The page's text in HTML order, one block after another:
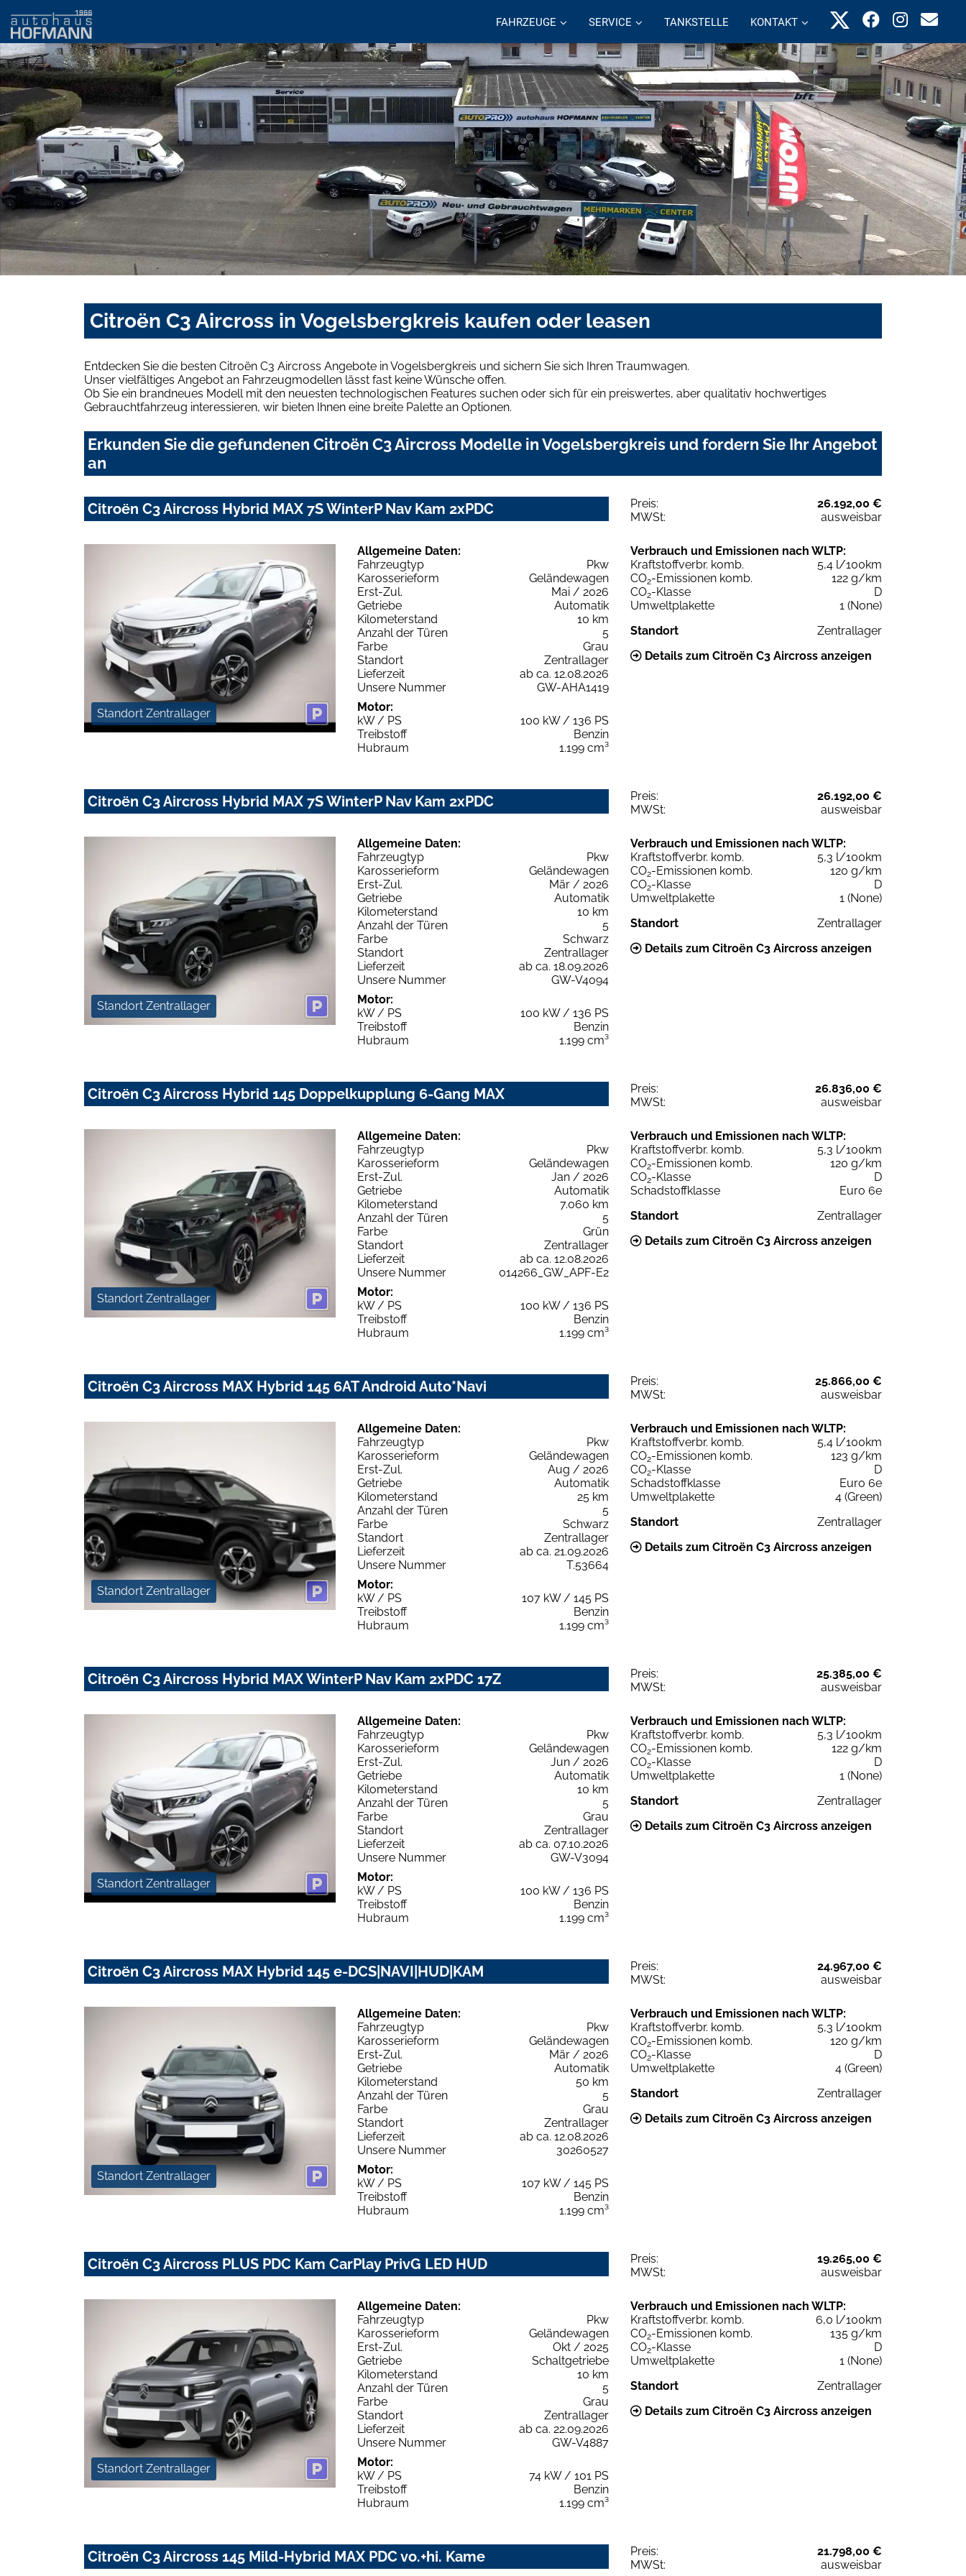
FAHRZEUGE SERVICE TANKSTELLE KONTAKT
Citroën C3 Aircross in Vogelsbergkreis kaufen oder leasen
Entdecken Sie die besten Citroën C3 Aircross Angebote in Vogelsbergkreis und sichern Sie sich Ihren Traumwagen.
Unser vielfältiges Angebot an Fahrzeugmodellen lässt fast keine Wünsche offen.
Ob Sie ein brandneues Modell mit den neuesten technologischen Features suchen oder sich für ein preiswertes, aber qualitativ hochwertiges
Gebrauchtfahrzeug interessieren, wir bieten Ihnen eine breite Palette an Optionen.
Erkunden Sie die gefundenen Citroën C3 Aircross Modelle in Vogelsbergkreis und fordern Sie Ihr Angebot
an
Citroën C3 Aircross Hybrid MAX 7S WinterP Nav Kam 2xPDC Preis:
26.192,00 €
MWSt:
ausweisbar
Standort Zentrallager
Allgemeine Daten:
Fahrzeugtyp
Pkw
Karosserieform
Geländewagen
Erst-Zul.
Mai / 2026
Getriebe
Automatik
Kilometerstand
10 km
Anzahl der Türen
5
Farbe
Grau
Standort
Zentrallager
Lieferzeit
ab ca. 12.08.2026
Unsere Nummer
GW-AHA1419
Motor:
kW / PS
100 kW / 136 PS
Treibstoff
Benzin
Hubraum
1.199 cm³
Verbrauch und Emissionen nach WLTP:
Kraftstoffverbr. komb.
5,4 l/100km
CO2-Emissionen komb.
122 g/km
CO2-Klasse
D
Umweltplakette
1 (None)
Standort
Zentrallager
Details zum Citroën C3 Aircross anzeigen
Citroën C3 Aircross Hybrid MAX 7S WinterP Nav Kam 2xPDC Preis:
26.192,00 €
MWSt:
ausweisbar
Standort Zentrallager
Allgemeine Daten:
Fahrzeugtyp
Pkw
Karosserieform
Geländewagen
Erst-Zul.
Mär / 2026
Getriebe
Automatik
Kilometerstand
10 km
Anzahl der Türen
5
Farbe
Schwarz
Standort
Zentrallager
Lieferzeit
ab ca. 18.09.2026
Unsere Nummer
GW-V4094
Motor:
kW / PS
100 kW / 136 PS
Treibstoff
Benzin
Hubraum
1.199 cm³
Verbrauch und Emissionen nach WLTP:
Kraftstoffverbr. komb.
5,3 l/100km
CO2-Emissionen komb.
120 g/km
CO2-Klasse
D
Umweltplakette
1 (None)
Standort
Zentrallager
Details zum Citroën C3 Aircross anzeigen
Citroën C3 Aircross Hybrid 145 Doppelkupplung 6-Gang MAX Preis:
26.836,00 €
MWSt:
ausweisbar
Standort Zentrallager
Allgemeine Daten:
Fahrzeugtyp
Pkw
Karosserieform
Geländewagen
Erst-Zul.
Jan / 2026
Getriebe
Automatik
Kilometerstand
7.060 km
Anzahl der Türen
5
Farbe
Grün
Standort
Zentrallager
Lieferzeit
ab ca. 12.08.2026
Unsere Nummer
014266_GW_APF-E2
Motor:
kW / PS
100 kW / 136 PS
Treibstoff
Benzin
Hubraum
1.199 cm³
Verbrauch und Emissionen nach WLTP:
Kraftstoffverbr. komb.
5,3 l/100km
CO2-Emissionen komb.
120 g/km
CO2-Klasse
D
Schadstoffklasse
Euro 6e
Standort
Zentrallager
Details zum Citroën C3 Aircross anzeigen
Citroën C3 Aircross MAX Hybrid 145 6AT Android Auto*Navi Preis:
25.866,00 €
MWSt:
ausweisbar
Standort Zentrallager
Allgemeine Daten:
Fahrzeugtyp
Pkw
Karosserieform
Geländewagen
Erst-Zul.
Aug / 2026
Getriebe
Automatik
Kilometerstand
25 km
Anzahl der Türen
5
Farbe
Schwarz
Standort
Zentrallager
Lieferzeit
ab ca. 21.09.2026
Unsere Nummer
T.53664
Motor:
kW / PS
107 kW / 145 PS
Treibstoff
Benzin
Hubraum
1.199 cm³
Verbrauch und Emissionen nach WLTP:
Kraftstoffverbr. komb.
5,4 l/100km
CO2-Emissionen komb.
123 g/km
CO2-Klasse
D
Schadstoffklasse
Euro 6e
Umweltplakette
4 (Green)
Standort
Zentrallager
Details zum Citroën C3 Aircross anzeigen
Citroën C3 Aircross Hybrid MAX WinterP Nav Kam 2xPDC 17Z Preis:
25.385,00 €
MWSt:
ausweisbar
Standort Zentrallager
Allgemeine Daten:
Fahrzeugtyp
Pkw
Karosserieform
Geländewagen
Erst-Zul.
Jun / 2026
Getriebe
Automatik
Kilometerstand
10 km
Anzahl der Türen
5
Farbe
Grau
Standort
Zentrallager
Lieferzeit
ab ca. 07.10.2026
Unsere Nummer
GW-V3094
Motor:
kW / PS
100 kW / 136 PS
Treibstoff
Benzin
Hubraum
1.199 cm³
Verbrauch und Emissionen nach WLTP:
Kraftstoffverbr. komb.
5,3 l/100km
CO2-Emissionen komb.
122 g/km
CO2-Klasse
D
Umweltplakette
1 (None)
Standort
Zentrallager
Details zum Citroën C3 Aircross anzeigen
Citroën C3 Aircross MAX Hybrid 145 e-DCS|NAVI|HUD|KAM Preis:
24.967,00 €
MWSt:
ausweisbar
Standort Zentrallager
Allgemeine Daten:
Fahrzeugtyp
Pkw
Karosserieform
Geländewagen
Erst-Zul.
Mär / 2026
Getriebe
Automatik
Kilometerstand
50 km
Anzahl der Türen
5
Farbe
Grau
Standort
Zentrallager
Lieferzeit
ab ca. 12.08.2026
Unsere Nummer
30260527
Motor:
kW / PS
107 kW / 145 PS
Treibstoff
Benzin
Hubraum
1.199 cm³
Verbrauch und Emissionen nach WLTP:
Kraftstoffverbr. komb.
5,3 l/100km
CO2-Emissionen komb.
120 g/km
CO2-Klasse
D
Umweltplakette
4 (Green)
Standort
Zentrallager
Details zum Citroën C3 Aircross anzeigen
Citroën C3 Aircross PLUS PDC Kam CarPlay PrivG LED HUD Preis:
19.265,00 €
MWSt:
ausweisbar
Standort Zentrallager
Allgemeine Daten:
Fahrzeugtyp
Pkw
Karosserieform
Geländewagen
Erst-Zul.
Okt / 2025
Getriebe
Schaltgetriebe
Kilometerstand
10 km
Anzahl der Türen
5
Farbe
Grau
Standort
Zentrallager
Lieferzeit
ab ca. 22.09.2026
Unsere Nummer
GW-V4887
Motor:
kW / PS
74 kW / 101 PS
Treibstoff
Benzin
Hubraum
1.199 cm³
Verbrauch und Emissionen nach WLTP:
Kraftstoffverbr. komb.
6,0 l/100km
CO2-Emissionen komb.
135 g/km
CO2-Klasse
D
Umweltplakette
1 (None)
Standort
Zentrallager
Details zum Citroën C3 Aircross anzeigen
Citroën C3 Aircross 145 Mild-Hybrid MAX PDC vo.+hi. Kame Preis:
21.798,00 €
MWSt:
ausweisbar